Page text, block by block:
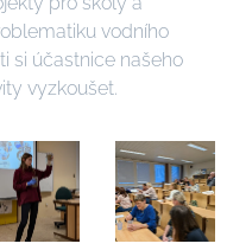
vodního
si účastnice našeho
vyzkoušet.